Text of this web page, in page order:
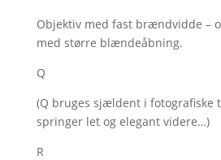
Objektiv med fast brændvidde –
med større blændeåbning.
Q
(Q bruges sjældent i fotografiske
springer let og elegant videre…)
R